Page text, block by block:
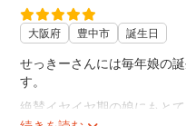
大阪府 豊中市 誕生日
せっきーさんには毎年娘の
す。
絶賛イヤイヤ期の娘にもと